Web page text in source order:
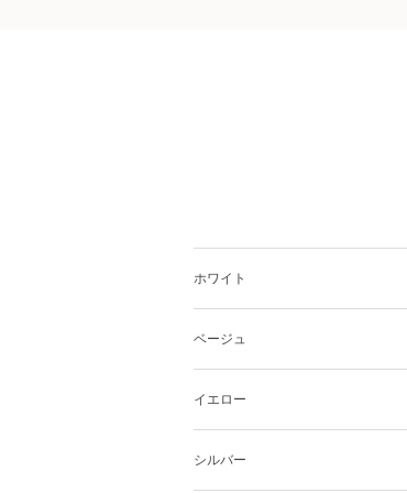
ホワイト
ベージュ
イエロー
シルバー